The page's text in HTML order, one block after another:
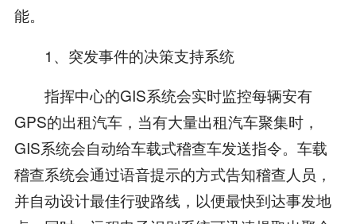
能。
1、突发事件的决策支持系统
指挥中心的GIS系统会实时监控每辆安有
GPS的出租汽车，当有大量出租汽车聚集时，
GIS系统会自动给车载式稽查车发送指令。车载
稽查系统会通过语音提示的方式告知稽查人员，
并自动设计最佳行驶路线，以便最快到达事发地